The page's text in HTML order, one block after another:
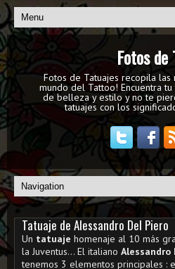
Fotos de
Fotos de Tatuajes recopila
mundo del Tattoo! Encuentra
de belleza y estilo y no te
tatuajes con los
Tatuaje de Alessandro Del Piero
Un tatuaje homenaje al 10 más
la Juventus... El italiano Alessandro
tenemos 3 elementos principales :